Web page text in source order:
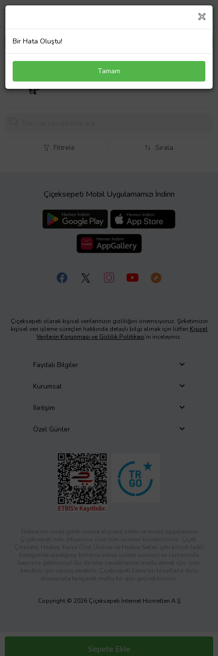
Lenovo SA10M42743 20V 2.25A 45W Uyumlu
Notebook Adaptör Laptop Şarj Cihazı
854,56 TL
Sepete Ekle
Filtrele Sırala
Çiçeksepeti Mobil Uygulamamızı İndirin
Çiçeksepeti olarak kişisel verilerinizin gizliliğini önemsiyoruz. Şirketimizin
kişisel veri işleme süreçleri hakkında detaylı bilgi almak için lütfen Kişisel
Verilerin Korunması ve Gizlilik Politikası’nı inceleyiniz.
Faydalı Bilgiler
Kurumsal
İletişim
Özel Günler
Türkiye’nin önde gelen online alışveriş sitesi ve mobil uygulaması
Çiçeksepeti’nde, ihtiyacınız olan tüm ürünleri bulabilirsiniz. Çiçek,
Çikolata, Hediye, Kişiye Özel Ürünler ve Hediye Setleri gibi birçok farklı
kategoride aradığınız binlerce ürünü sizlere sunuyor ve zamanında
kapınıza getiriyoruz! Siz de ister sevdiklerinizi mutlu etmek için, ister
kendiniz için sipariş verebilir; Çiçeksepeti Extra’nın fırsatlarla dolu
dünyasıyla tanışarak mutlu bir gün geçirebilirsiniz.
Copyright © 2026 Çiçeksepeti İnternet Hizmetleri A.Ş
Bir Hata Oluştu!
Tamam